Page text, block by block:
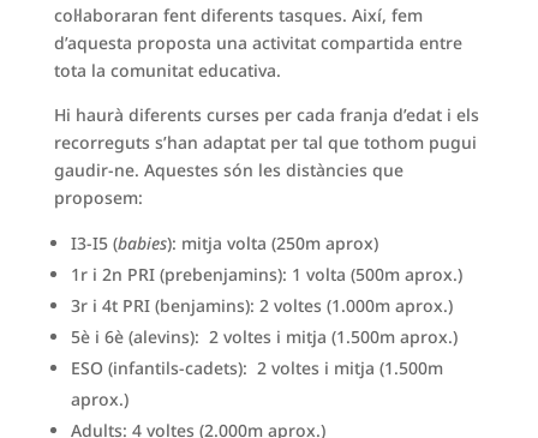
col·laboraran fent diferents tasques. Així, fem
d’aquesta proposta una activitat compartida entre
tota la comunitat educativa.
Hi haurà diferents curses per cada franja d’edat i els
recorreguts s’han adaptat per tal que tothom pugui
gaudir-ne. Aquestes són les distàncies que
proposem:
I3-I5 (babies): mitja volta (250m aprox)
1r i 2n PRI (prebenjamins): 1 volta (500m aprox.)
3r i 4t PRI (benjamins): 2 voltes (1.000m aprox.)
5è i 6è (alevins): 2 voltes i mitja (1.500m aprox.)
ESO (infantils-cadets): 2 voltes i mitja (1.500m
aprox.)
Adults: 4 voltes (2.000m aprox.)